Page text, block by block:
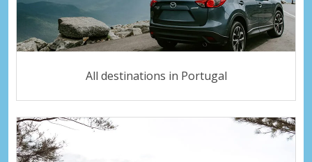
All destinations in Portugal